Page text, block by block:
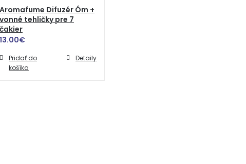
Aromafume Difuzér Óm +
vonné tehličky pre 7
čakier
13.00€
Pridať do
košíka
Detaily